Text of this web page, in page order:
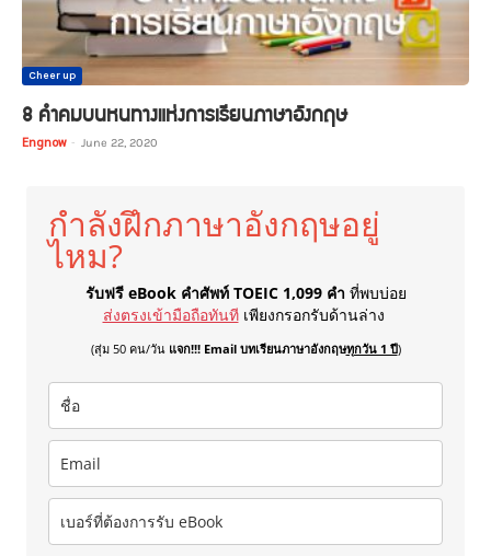
Cheer up
8 คำคมบนหนทางแห่งการเรียนภาษาอังกฤษ
Engnow - June 22, 2020
กำลังฝึกภาษาอังกฤษอยู่
ไหม?
รับฟรี eBook คำศัพท์ TOEIC 1,099 คำ ที่พบบ่อย
ส่งตรงเข้ามือถือทันที เพียงกรอกรับด้านล่าง
(สุ่ม 50 คน/วัน แจก!!! Email บทเรียนภาษาอังกฤษทุกวัน 1 ปี)